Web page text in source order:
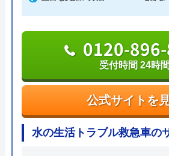
公式サイトを見
0120-
ミズラックの基本情報
運営会社 株式会社JMC
公式サイトを
0120-
受付時間 24時間
水の生活トラブル救急車の